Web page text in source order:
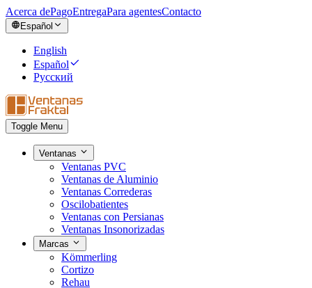
Acerca dePagoEntregaPara agentesContacto
Español
English
Español
Русский
Toggle Menu
Ventanas
Ventanas PVC
Ventanas de Aluminio
Ventanas Correderas
Oscilobatientes
Ventanas con Persianas
Ventanas Insonorizadas
Marcas
Kömmerling
Cortizo
Rehau